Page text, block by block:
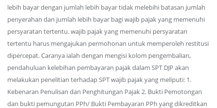
lebih bayar dengan jumlah lebih bayar tidak melebihi batasan jumlah
penyerahan dan jumlah lebih bayar bagi wajib pajak yang memenuhi
persyaratan tertentu. wajib pajak yang memenuhi persyaratan
tertentu harus mengajukan permohonan untuk memperoleh restitusi
dipercepat. Caranya ialah dengan mengisi kolom pengembalian,
pendahuluan kelebihan pembayaran pajak dalam SPT DJP akan
melakukan penelitian terhadap SPT wajib pajak yang meliputi: 1.
Kebenaran Penulisan dan Penghitungan Pajak 2. Bukti Pemotongan
dan bukti pemungutan PPh/ Bukti Pembayaran PPh yang dikreditkan